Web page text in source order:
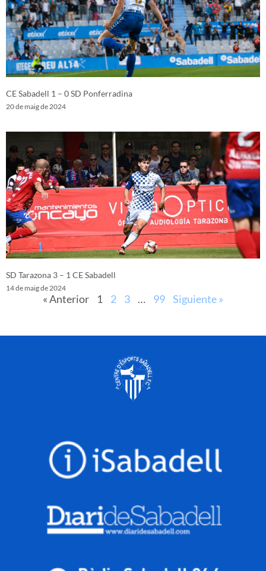
CE Sabadell 1 – 0 SD Ponferradina
20 de maig de 2024
SD Tarazona 3 – 1 CE Sabadell
14 de maig de 2024
« Anterior 1 2 3 … 99 Siguiente »